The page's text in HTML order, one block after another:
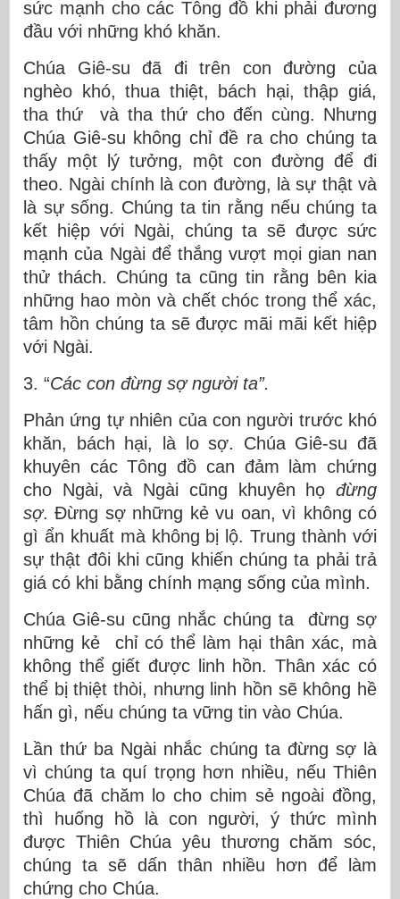
sức mạnh cho các Tông đồ khi phải đương
đầu với những khó khăn.
Chúa Giê-su đã đi trên con đường của
nghèo khó, thua thiệt, bách hại, thập giá,
tha thứ và tha thứ cho đến cùng. Nhưng
Chúa Giê-su không chỉ đề ra cho chúng ta
thấy một lý tưởng, một con đường để đi
theo. Ngài chính là con đường, là sự thật và
là sự sống. Chúng ta tin rằng nếu chúng ta
kết hiệp với Ngài, chúng ta sẽ được sức
mạnh của Ngài để thắng vượt mọi gian nan
thử thách. Chúng ta cũng tin rằng bên kia
những hao mòn và chết chóc trong thể xác,
tâm hồn chúng ta sẽ được mãi mãi kết hiệp
với Ngài.
3. “Các con đừng sợ người ta”.
Phản ứng tự nhiên của con người trước khó
khăn, bách hại, là lo sợ. Chúa Giê-su đã
khuyên các Tông đồ can đảm làm chứng
cho Ngài, và Ngài cũng khuyên họ đừng
sợ. Đừng sợ những kẻ vu oan, vì không có
gì ẩn khuất mà không bị lộ. Trung thành với
sự thật đôi khi cũng khiến chúng ta phải trả
giá có khi bằng chính mạng sống của mình.
Chúa Giê-su cũng nhắc chúng ta đừng sợ
những kẻ chỉ có thể làm hại thân xác, mà
không thể giết được linh hồn. Thân xác có
thể bị thiệt thòi, nhưng linh hồn sẽ không hề
hấn gì, nếu chúng ta vững tin vào Chúa.
Lần thứ ba Ngài nhắc chúng ta đừng sợ là
vì chúng ta quí trọng hơn nhiều, nếu Thiên
Chúa đã chăm lo cho chim sẻ ngoài đồng,
thì huống hồ là con người, ý thức mình
được Thiên Chúa yêu thương chăm sóc,
chúng ta sẽ dấn thân nhiều hơn để làm
chứng cho Chúa.